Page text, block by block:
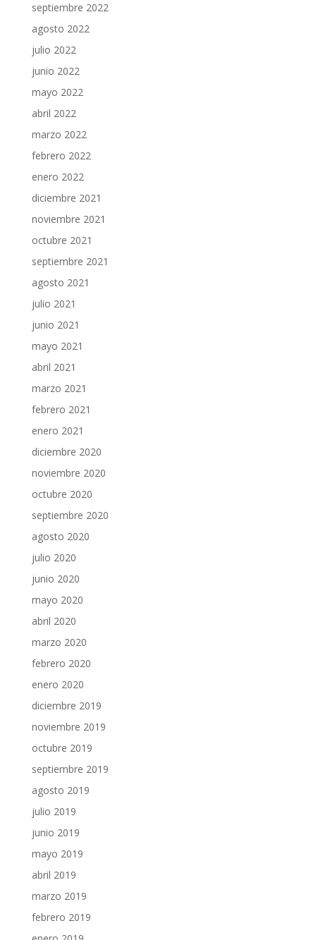
septiembre 2022
agosto 2022
julio 2022
junio 2022
mayo 2022
abril 2022
marzo 2022
febrero 2022
enero 2022
diciembre 2021
noviembre 2021
octubre 2021
septiembre 2021
agosto 2021
julio 2021
junio 2021
mayo 2021
abril 2021
marzo 2021
febrero 2021
enero 2021
diciembre 2020
noviembre 2020
octubre 2020
septiembre 2020
agosto 2020
julio 2020
junio 2020
mayo 2020
abril 2020
marzo 2020
febrero 2020
enero 2020
diciembre 2019
noviembre 2019
octubre 2019
septiembre 2019
agosto 2019
julio 2019
junio 2019
mayo 2019
abril 2019
marzo 2019
febrero 2019